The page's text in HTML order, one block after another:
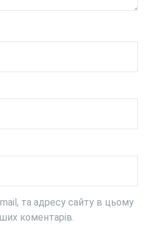
та адресу сайту в цьому
коментарів.